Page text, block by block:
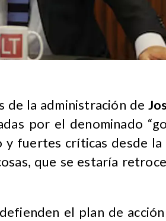
de la administración de
por el denominado
y fuertes críticas desde la
que se estaría
el plan de